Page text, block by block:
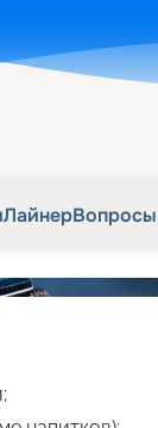
Лайнер